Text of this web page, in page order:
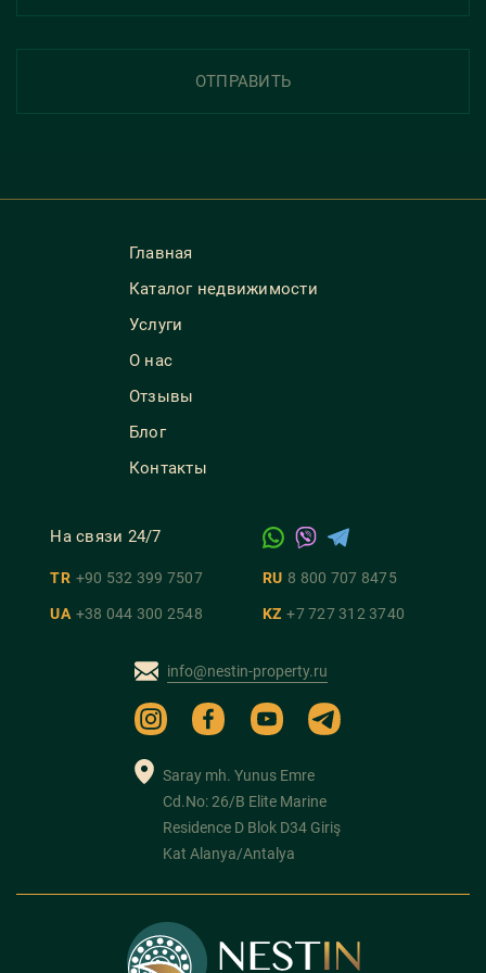
ОТПРАВИТЬ
Главная
Каталог недвижимости
Услуги
О нас
Отзывы
Блог
Контакты
На связи 24/7
TR +90 532 399 7507 RU 8 800 707 8475
UA +38 044 300 2548 KZ +7 727 312 3740
info@nestin-property.ru
Saray mh. Yunus Emre
Cd.No: 26/B Elite Marine
Residence D Blok D34 Giriş
Kat Alanya/Antalya